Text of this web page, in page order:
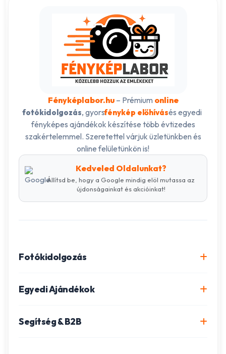
Fényképlabor.hu– Prémium online
fotókidolgozás, gyorsfénykép előhívásés egyedi
fényképes ajándékok készítése több évtizedes
szakértelemmel. Szeretettel várjuk üzletünkben és
online felületünkön is!
Kedveled Oldalunkat?
Állítsd be, hogy a Google mindig elöl mutassa az
újdonságainkat és akcióinkat!
Fotókidolgozás
Igazolványkép készítés
Egyedi Ajándékok
Segítség & B2B